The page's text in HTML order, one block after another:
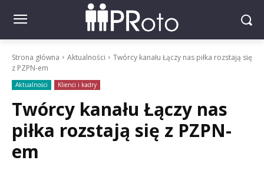
Strona główna Aktualności
Twórcy kanału Łączy nas piłka rozstają się
z PZPN-em
Aktualności Klienci i kadry
Twórcy kanału Łączy nas
piłka rozstają się z PZPN-
em